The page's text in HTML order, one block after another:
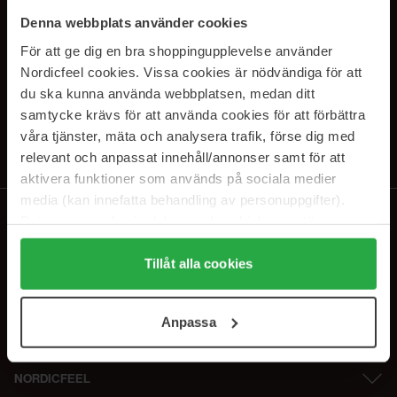
Denna webbplats använder cookies
För att ge dig en bra shoppingupplevelse använder
Nordicfeel cookies. Vissa cookies är nödvändiga för att
du ska kunna använda webbplatsen, medan ditt
samtycke krävs för att använda cookies för att förbättra
våra tjänster, mäta och analysera trafik, förse dig med
relevant och anpassat innehåll/annonser samt för att
aktivera funktioner som används på sociala medier
media (kan innefatta behandling av personuppgifter).
Genom att trycka på "Tillåt alla cookies" accepterar du
alla cookies, medan du under "Detaljer" kan anpassa
användningen av cookies. Du kan när som helst återkalla
samt vår Integritetspolicy.
Tillåt alla cookies
Anpassa
SUBSCRIBE TO OUR
NEWSLETTER
E-postadresse
Ved å abonnere godtar du vårpersonvernerklæring. Du kan melde deg
NORDICFEEL